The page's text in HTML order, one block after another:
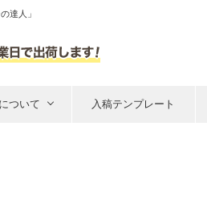
達人」
ついて 入稿テンプレート